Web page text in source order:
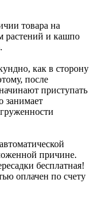
товара на
растений и кашпо
как в сторону
после
приступать
занимает
причине.
бесплатная!
оплачен по счету